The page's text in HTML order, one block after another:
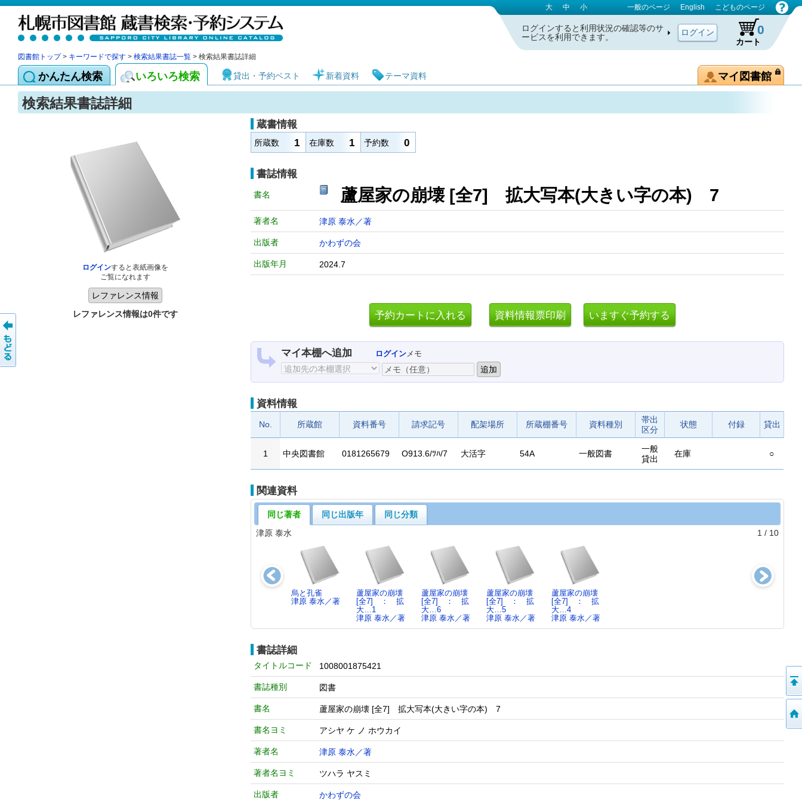
札幌市図書館 蔵書検索・予約システム 大 中 小 一般のページ English こどものページ
ログインすると利用状況の確認等のサ
ービスを利用できます。
カート
0
図書館トップ> キーワードで探す > 検索結果書誌一覧 > 検索結果書誌詳細
かんたん検索 いろいろ検索 貸出・予約ベスト 新着資料 テーマ資料 マイ図書館
検索結果書誌詳細
ログインすると表紙画像を
ご覧になれます
レファレンス情報は0件です
蔵書情報
所蔵数 1 在庫数 1 予約数 0
書誌情報
書名 蘆屋家の崩壊 [全7] 拡大写本(大きい字の本) 7
著者名 津原 泰水／著
出版者 かわずの会
出版年月 2024.7
マイ本棚へ追加 ログインメモ
資料情報
No. 所蔵館 資料番号 請求記号 配架場所 所蔵棚番号 資料種別
帯出
区分
状態 付録 貸出
1 中央図書館 0181265679 O913.6/ﾂﾊ/7 大活字 54A 一般図書
一般
貸出
在庫 ○
関連資料
同じ著者 同じ出版年
同じ分類
津原 泰水
1 / 10
烏と孔雀
津原 泰水／著
蘆屋家の崩壊
[全7] ： 拡
大…1
津原 泰水／著
蘆屋家の崩壊
[全7] ： 拡
大…6
津原 泰水／著
蘆屋家の崩壊
[全7] ： 拡
大…5
津原 泰水／著
蘆屋家の崩壊
[全7] ： 拡
大…4
津原 泰水／著
書誌詳細
タイトルコード 1008001875421
書誌種別 図書
書名 蘆屋家の崩壊 [全7] 拡大写本(大きい字の本) 7
書名ヨミ アシヤ ケ ノ ホウカイ
著者名 津原 泰水／著
著者名ヨミ ツハラ ヤスミ
出版者 かわずの会